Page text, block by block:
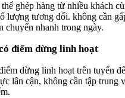
ghép hàng từ nhiều khách
lượng tương đối. không cần
chuyển nhanh trong ngày.
điểm dừng linh hoạt
dừng linh hoạt trên tuyến
lân cận, không cần tập